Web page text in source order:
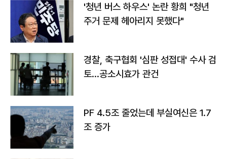
'청년 버스 하우스' 논란 황희 "청년
주거 문제 헤아리지 못했다"
경찰, 축구협회 '심판 성접대' 수사 검
토…공소시효가 관건
PF 4.5조 줄었는데 부실여신은 1.7
조 증가